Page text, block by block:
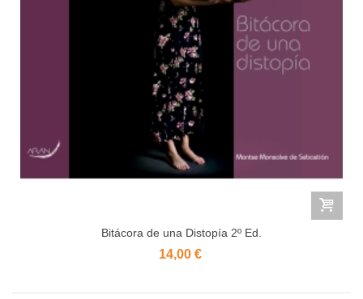
Bitácora de una Distopía 2º Ed.
14,00 €